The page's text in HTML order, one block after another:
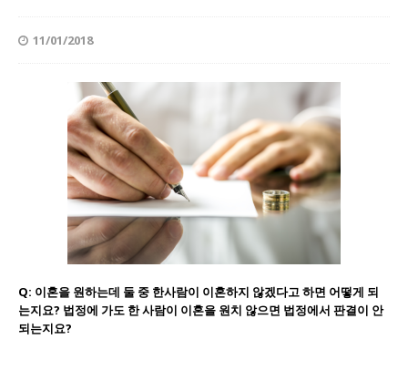
11/01/2018
Q: 이혼을 원하는데 둘 중 한사람이 이혼하지 않겠다고 하면 어떻게 되
는지요? 법정에 가도 한 사람이 이혼을 원치 않으면 법정에서 판결이 안
되는지요?